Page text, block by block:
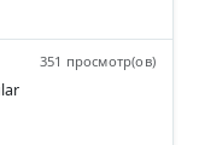
351 просмотр(ов)